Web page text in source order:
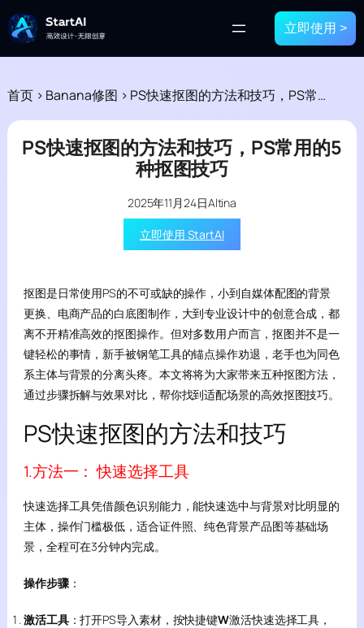
立即使用 >
首页 > Banana修图 > PS快速抠图的方法和技巧，PS常用的5种抠图技巧
PS快速抠图的方法和技巧，PS常用的5
种抠图技巧
2025年11月24日Altina
立即使用 StartAI
抠图是日常使用PS的不可或缺的操作，小到自媒体配图的背景
更换、电商产品的白底图制作，大到专业设计中的创意合成，都
离不开精准高效的抠图操作。但对多数用户而言，抠图并不是一
键轻松的事情，新手被钢笔工具的锚点操作劝退，老手也为同色
系主体与背景的分离头疼。本文将将为大家带来五种抠图方法，
通过步骤拆解与效果对比，帮你找到适配场景的高效抠图技巧。
PS快速抠图的方法和技巧
1.方法一： 快速选择工具
快速选择工具凭借颜色识别能力，能快速选中与背景对比明显的
主体，操作门槛极低，适合证件照、纯色背景产品图等基础场
景，全程可在3分钟内完成。
操作步骤：
激活工具：打开PS导入素材，按快捷键W激活快速选择工具，